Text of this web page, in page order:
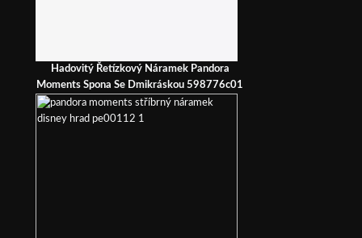
Hadovitý Řetízkový Náramek Pandora
Moments Spona Se Dmikráskou 598776c01